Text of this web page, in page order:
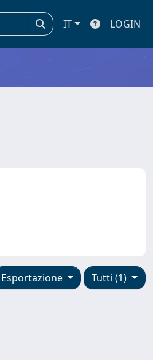
IT LOGIN
Tutti (1)
Esportazione